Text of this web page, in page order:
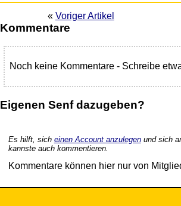
« Voriger Artikel
Kommentare
Noch keine Kommentare - Schreibe
Eigenen Senf dazugeben?
Es hilft, sich einen Account anzulegenund sich
kannste auch kommentieren.
Kommentare können hier nur von